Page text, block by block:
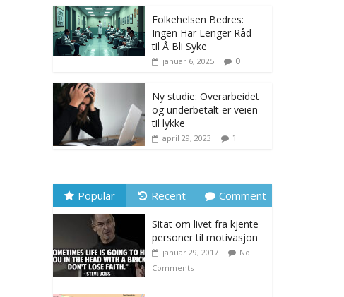
Folkehelsen Bedres:
Ingen Har Lenger Råd
til Å Bli Syke
januar 6, 2025 0
Ny studie: Overarbeidet
og underbetalt er veien
til lykke
april 29, 2023 1
Popular Recent Comment
Sitat om livet fra kjente
personer til motivasjon
januar 29, 2017
No
Comments